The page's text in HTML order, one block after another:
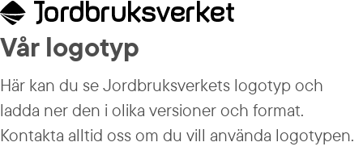
Vår logotyp
Här kan du se Jordbruksverkets logotyp och
ladda ner den i olika versioner och format.
Kontakta alltid oss om du vill använda logotypen.